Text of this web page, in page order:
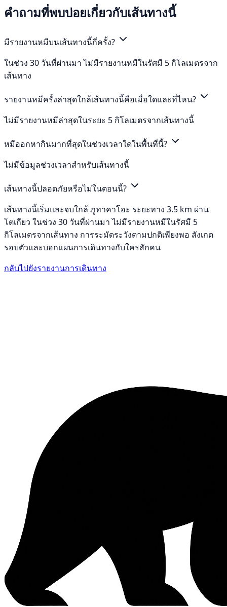
คำถามที่พบบ่อยเกี่ยวกับเส้นทางนี้
มีรายงานหมีบนเส้นทางนี้กี่ครั้ง?
ในช่วง 30 วันที่ผ่านมา ไม่มีรายงานหมีในรัศมี 5 กิโลเมตรจาก
เส้นทาง
รายงานหมีครั้งล่าสุดใกล้เส้นทางนี้คือเมื่อใดและที่ไหน?
ไม่มีรายงานหมีล่าสุดในระยะ 5 กิโลเมตรจากเส้นทางนี้
หมีออกหากินมากที่สุดในช่วงเวลาใดในพื้นที่นี้?
ไม่มีข้อมูลช่วงเวลาสำหรับเส้นทางนี้
เส้นทางนี้ปลอดภัยหรือไม่ในตอนนี้?
เส้นทางนี้เริ่มและจบใกล้ ภูทาคาโอะ ระยะทาง 3.5 km ผ่าน
โตเกียว ในช่วง 30 วันที่ผ่านมา ไม่มีรายงานหมีในรัศมี 5
กิโลเมตรจากเส้นทาง การระมัดระวังตามปกติเพียงพอ สังเกต
รอบตัวและบอกแผนการเดินทางกับใครสักคน
กลับไปยังรายงานการเดินทาง